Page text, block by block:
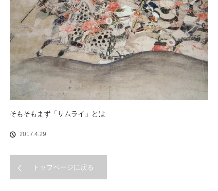
そもそもまず「サムライ」とは
2017.4.29
トップページに戻る